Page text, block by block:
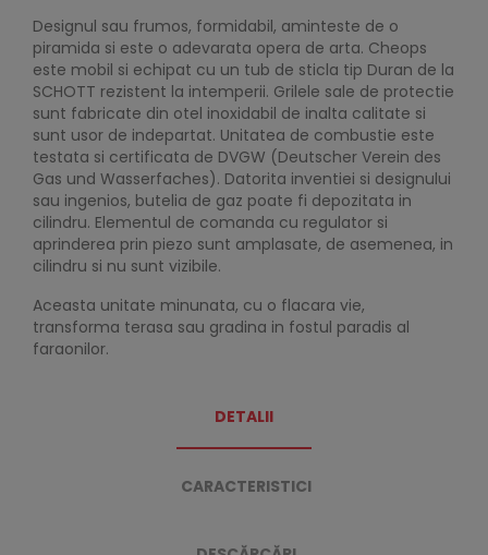
Designul sau frumos, formidabil, aminteste de o
piramida si este o adevarata opera de arta. Cheops
este mobil si echipat cu un tub de sticla tip Duran de la
SCHOTT rezistent la intemperii. Grilele sale de protectie
sunt fabricate din otel inoxidabil de inalta calitate si
sunt usor de indepartat. Unitatea de combustie este
testata si certificata de DVGW (Deutscher Verein des
Gas und Wasserfaches). Datorita inventiei si designului
sau ingenios, butelia de gaz poate fi depozitata in
cilindru. Elementul de comanda cu regulator si
aprinderea prin piezo sunt amplasate, de asemenea, in
cilindru si nu sunt vizibile.
Aceasta unitate minunata, cu o flacara vie,
transforma terasa sau gradina in fostul paradis al
faraonilor.
DETALII
CARACTERISTICI